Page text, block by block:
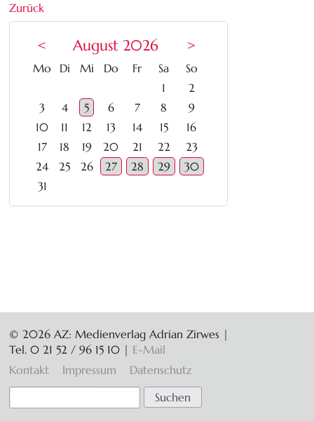
Zurück
< August 2026 >
Mo ntag
Dienstag
Mittwoch
Donnerstag
Freitag
Samstag
Sonntag
1
2
3
4 5 6 7 8
9
10
11 12 13 14 15
16
17
18 19 20 21 22
23
24
25 26 27 28 29
30
31
© 2026 AZ: Medienverlag Adrian Zirwes |
Tel. 0 21 52 / 96 15 10 | E-Mail
Navigation
überspringen
Kontakt Impressum Datenschutz